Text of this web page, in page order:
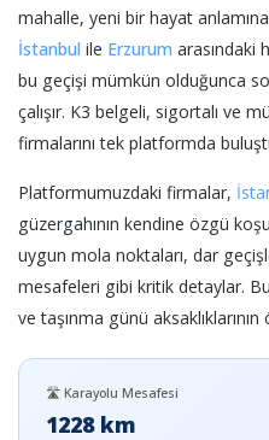
mahalle, yeni bir hayat
İstanbul ile Erzurum arasındaki
bu geçişi mümkün olduğunca
çalışır. K3 belgeli, sigortalı ve
firmalarını tek platformda
Platformumuzdaki firmalar,
güzergahının kendine özgü
uygun mola noktaları, dar
mesafeleri gibi kritik detaylar.
ve taşınma günü
🛣️ Karayolu Mesafesi
1228 km